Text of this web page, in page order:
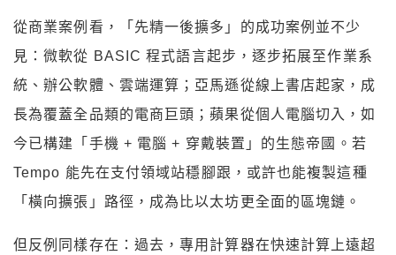
從商業案例看，「先精一後擴多」的成功案例並不少
見：微軟從 BASIC 程式語言起步，逐步拓展至作業系
統、辦公軟體、雲端運算；亞馬遜從線上書店起家，成
長為覆蓋全品類的電商巨頭；蘋果從個人電腦切入，如
今已構建「手機 + 電腦 + 穿戴裝置」的生態帝國。若
Tempo 能先在支付領域站穩腳跟，或許也能複製這種
「橫向擴張」路徑，成為比以太坊更全面的區塊鏈。
但反例同樣存在：過去，專用計算器在快速計算上遠超